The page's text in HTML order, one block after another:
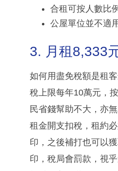
合租可按人數比
公屋單位並不適
3. 月租8,333
如何用盡免稅額是租
稅上限每年10萬元，
民省錢幫助不大，亦
租金開支扣稅，租約
印，之後補打也可以
印，稅局會罰款，視